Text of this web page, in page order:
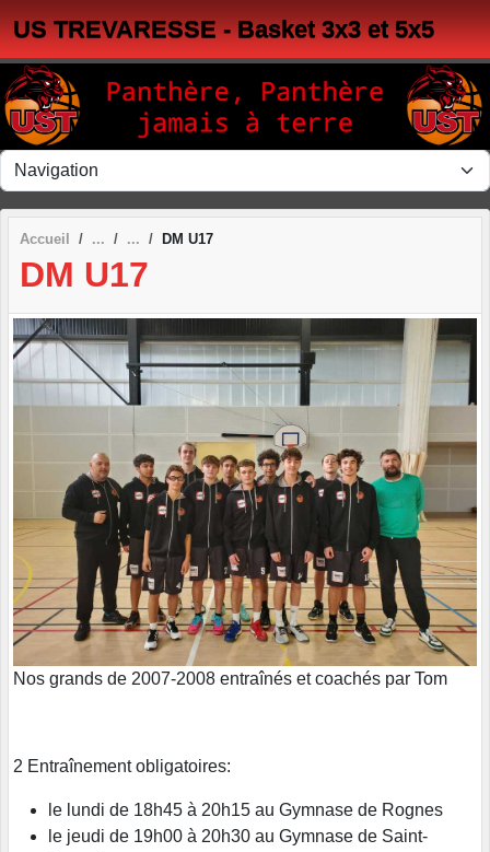
US TREVARESSE - Basket 3x3 et 5x5
Accueil DM U17
DM U17
Nos grands de 2007-2008 entraînés et coachés par Tom
2 Entraînement obligatoires:
le lundi de 18h45 à 20h15 au Gymnase de Rognes
le jeudi de 19h00 à 20h30 au Gymnase de Saint-